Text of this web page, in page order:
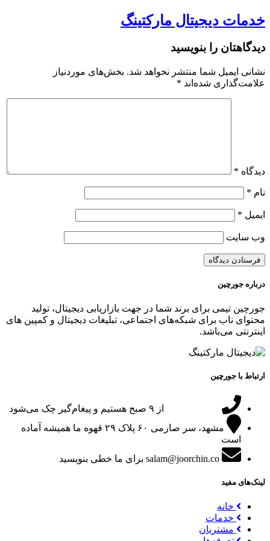
خدمات دیجیتال مارکتینگ
دیدگاهتان را بنویسید
نشانی ایمیل شما منتشر نخواهد شد. بخش‌های موردنیاز
علامت‌گذاری شده‌اند *
دیدگاه *
نام *
ایمیل *
وب‌ سایت
درباره جورچین
جورچین تیمی برای برند شما در جهت بازاریابی دیجیتال، تولید
محتوای ناب برای شبکه‌های اجتماعی، تبلیغات دیجیتال و کمپین های
اینترنتی می‌باشد.
ارتباط با جورچین
از ۹ صبح هستیم و پیغام‌گیر چک می‌شود
مشهد، سر صارمی ۶۰ پلاک ۲۹
قهوه ما همیشه آماده
است
salam@joorchin.co برای ما خطی بنویسید
لینک‌های مفید
خانه
خدمات
مشتریان